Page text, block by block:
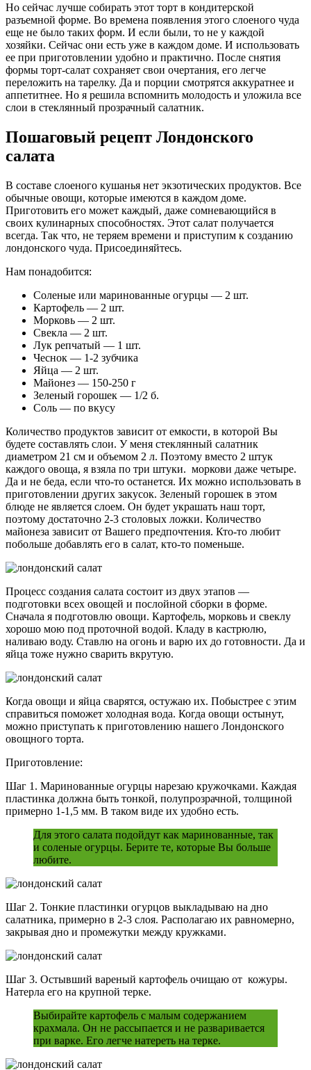
Но сейчас лучше собирать этот торт в кондитерской
разъемной форме. Во времена появления этого слоеного чуда
еще не было таких форм. И если были, то не у каждой
хозяйки. Сейчас они есть уже в каждом доме. И использовать
ее при приготовлении удобно и практично. После снятия
формы торт-салат сохраняет свои очертания, его легче
переложить на тарелку. Да и порции смотрятся аккуратнее и
аппетитнее. Но я решила вспомнить молодость и уложила все
слои в стеклянный прозрачный салатник.
Пошаговый рецепт Лондонского
салата
В составе слоеного кушанья нет экзотических продуктов. Все
обычные овощи, которые имеются в каждом доме.
Приготовить его может каждый, даже сомневающийся в
своих кулинарных способностях. Этот салат получается
всегда. Так что, не теряем времени и приступим к созданию
лондонского чуда. Присоединяйтесь.
Нам понадобится:
Соленые или маринованные огурцы — 2 шт.
Картофель — 2 шт.
Морковь — 2 шт.
Свекла — 2 шт.
Лук репчатый — 1 шт.
Чеснок — 1-2 зубчика
Яйца — 2 шт.
Майонез — 150-250 г
Зеленый горошек — 1/2 б.
Соль — по вкусу
Количество продуктов зависит от емкости, в которой Вы
будете составлять слои. У меня стеклянный салатник
диаметром 21 см и объемом 2 л. Поэтому вместо 2 штук
каждого овоща, я взяла по три штуки. моркови даже четыре.
Да и не беда, если что-то останется. Их можно использовать в
приготовлении других закусок. Зеленый горошек в этом
блюде не является слоем. Он будет украшать наш торт,
поэтому достаточно 2-3 столовых ложки. Количество
майонеза зависит от Вашего предпочтения. Кто-то любит
побольше добавлять его в салат, кто-то поменьше.
Процесс создания салата состоит из двух этапов —
подготовки всех овощей и послойной сборки в форме.
Сначала я подготовлю овощи. Картофель, морковь и свеклу
хорошо мою под проточной водой. Кладу в кастрюлю,
наливаю воду. Ставлю на огонь и варю их до готовности. Да и
яйца тоже нужно сварить вкрутую.
Когда овощи и яйца сварятся, остужаю их. Побыстрее с этим
справиться поможет холодная вода. Когда овощи остынут,
можно приступать к приготовлению нашего Лондонского
овощного торта.
Приготовление:
Шаг 1. Маринованные огурцы нарезаю кружочками. Каждая
пластинка должна быть тонкой, полупрозрачной, толщиной
примерно 1-1,5 мм. В таком виде их удобно есть.
Для этого салата подойдут как маринованные, так
и соленые огурцы. Берите те, которые Вы больше
любите.
Шаг 2. Тонкие пластинки огурцов выкладываю на дно
салатника, примерно в 2-3 слоя. Располагаю их равномерно,
закрывая дно и промежутки между кружками.
Шаг 3. Остывший вареный картофель очищаю от кожуры.
Натерла его на крупной терке.
Выбирайте картофель с малым содержанием
крахмала. Он не рассыпается и не разваривается
при варке. Его легче натереть на терке.